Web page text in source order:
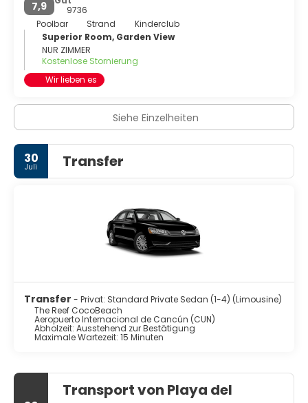
7,9
9736
Poolbar
Strand
Kinderclub
Superior Room, Garden View
NUR ZIMMER
Kostenlose Stornierung
Wir lieben es
Siehe Einzelheiten
30
Juli Transfer
Transfer - Privat: Standard Private Sedan (1-4) (Limousine)
The Reef CocoBeach
Aeropuerto Internacional de Cancún (CUN)
Abholzeit: Ausstehend zur Bestätigung
Maximale Wartezeit: 15 Minuten
Transport von Playa del